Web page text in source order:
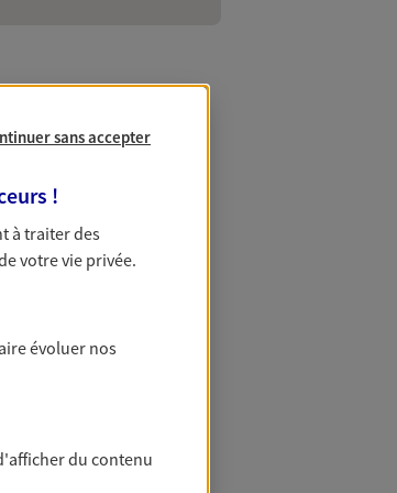
répondre à toutes vos
votre complémentaire
grâce à nos
sans accepter
!
à traiter des
votre vie privée.
évoluer nos
du contenu